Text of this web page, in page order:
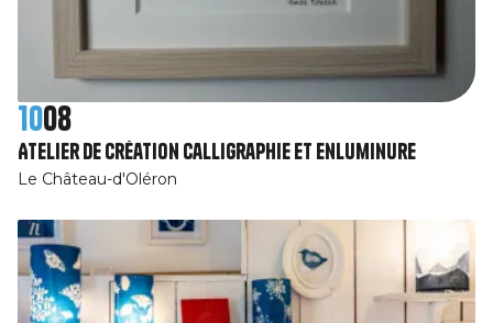
1008
Atelier de création calligraphie et enluminure
Le Château-d'Oléron